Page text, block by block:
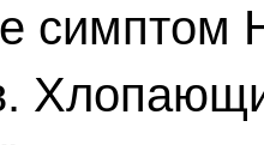
симптом